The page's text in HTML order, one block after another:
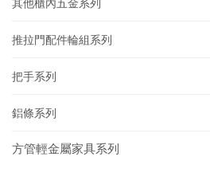
推拉門配件輪組系列
把手系列
鋁條系列
方管輕金屬家具系列